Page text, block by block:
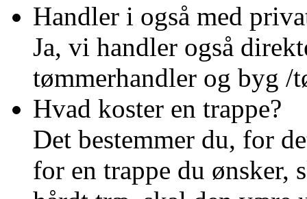
Handler i også med
Ja, vi handler også
tømmerhandler og byg /
Hvad koster en trappe?
Det bestemmer du, for
for en trappe du